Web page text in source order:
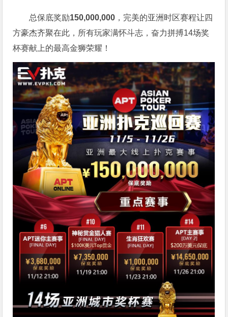
总保底奖励150,000,000 ，完美的亚洲时区赛程让四
方豪杰齐聚在此，所有玩家满怀斗志，奋力拼搏14场奖
杯赛献上的最高金狮荣耀！